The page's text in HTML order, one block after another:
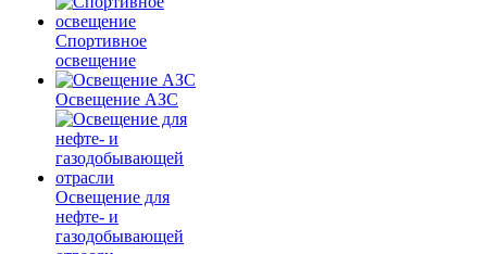
Спортивное
освещение
Освещение АЗС
Освещение для
нефте- и
газодобывающей